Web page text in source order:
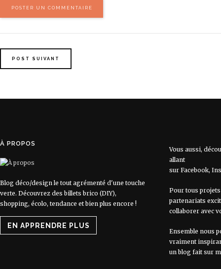
POST SUIVANT
À PROPOS
Blog déco/design le tout agrémenté d'une touche
verte. Découvrez des billets brico (DIY),
shopping, écolo, tendance et bien plus encore !
EN APPRENDRE PLUS
Vous aussi,
allant
sur Facebook,
Pour tous
partenariats
collaborer avec
Ensemble nous
vraiment
un blog fait sur